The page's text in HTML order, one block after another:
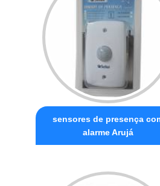
sensores de presença
alarme Arujá